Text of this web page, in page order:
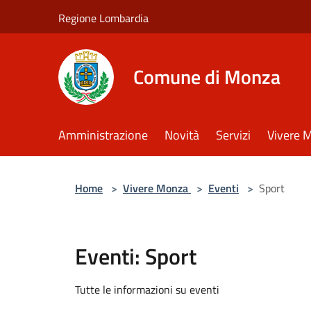
Regione Lombardia
Comune di Monza
Amministrazione Novità Servizi Vivere
Home > Vivere Monza > Eventi > Sport
Eventi: Sport
Tutte le informazioni su eventi